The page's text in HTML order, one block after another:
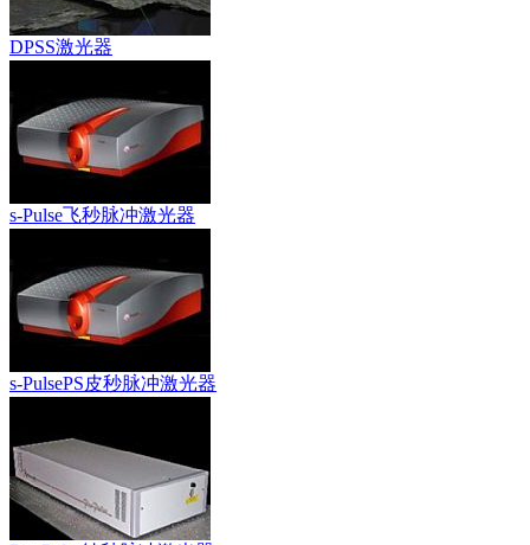
DPSS激光器
s-Pulse飞秒脉冲激光器
s-PulsePS皮秒脉冲激光器